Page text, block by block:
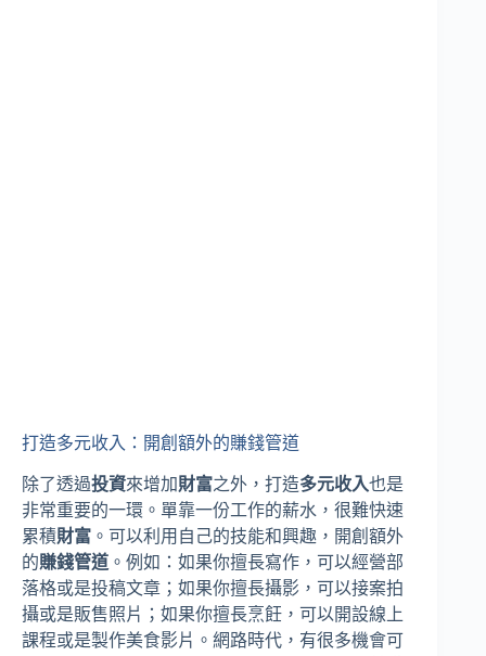
打造多元收入：開創額外的賺錢管道
除了透過投資來增加財富之外，打造多元收入也是
非常重要的一環。單靠一份工作的薪水，很難快速
累積財富 。可以利用自己的技能和興趣，開創額外
的賺錢管道 。例如：如果你擅長寫作，可以經營部
落格或是投稿文章；如果你擅長攝影，可以接案拍
攝或是販售照片；如果你擅長烹飪，可以開設線上
課程或是製作美食影片。網路時代，有很多機會可